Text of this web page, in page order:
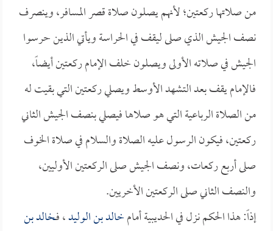
من صلاتها ركعتين؛ لأنهم يصلون صلاة قصر المسافر، وينصرف
نصف الجيش الذي صلى ليقف في الحراسة ويأتي الذين حرسوا
الجيش في صلاته الأولى ويصلون خلف الإمام ركعتين أيضاً،
فالإمام يقف بعد التشهد الأوسط ويصلي ركعتين التي بقيت له
من الصلاة الرباعية التي هو صلاها فيصلي بنصف الجيش الثاني
ركعتين، فيكون الرسول عليه الصلاة والسلام في صلاة الخوف
صلى أربع ركعات، ونصف الجيش صلى الركعتين الأوليين،
والنصف الثاني صلى الركعتين الأخريين.
إذاً: هذا الحكم نزل في الحديبية أمامخالد بن الوليد، فـخالد بن